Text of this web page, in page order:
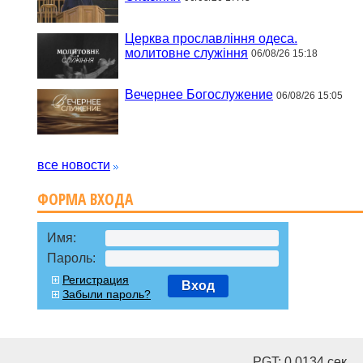
Церква прославління одеса.
молитовне служіння 06/08/26 15:18
Вечернее Богослужение 06/08/26 15:05
все новости
ФОРМА ВХОДА
Имя:
Пароль:
Регистрация
Забыли пароль?
Вход